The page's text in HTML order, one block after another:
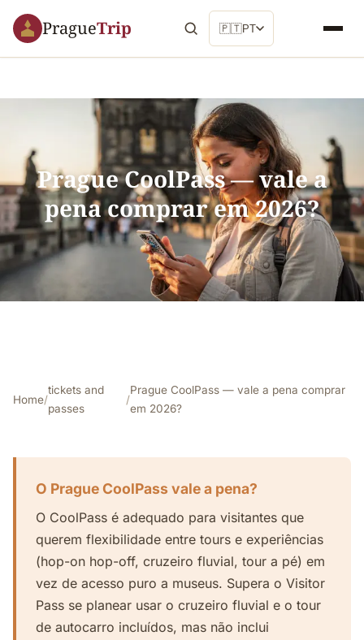
PragueTrip 🇵🇹PT
Prague CoolPass — vale a
pena comprar em 2026?
Home/
tickets and
passes
/
Prague CoolPass — vale a pena comprar
em 2026?
O Prague CoolPass vale a pena?
O CoolPass é adequado para visitantes que
querem flexibilidade entre tours e experiências
(hop-on hop-off, cruzeiro fluvial, tour a pé) em
vez de acesso puro a museus. Supera o Visitor
Pass se planear usar o cruzeiro fluvial e o tour
de autocarro incluídos, mas não inclui